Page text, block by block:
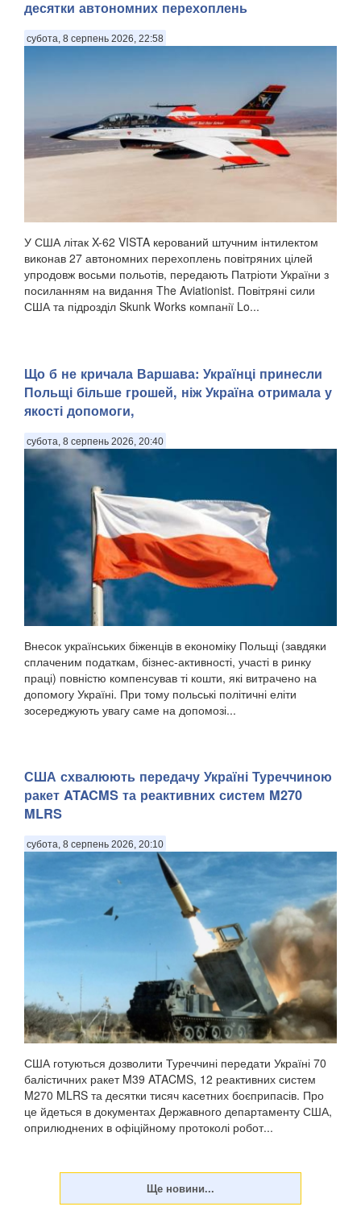
десятки автономних перехоплень
субота, 8 серпень 2026, 22:58
У США літак X-62 VISTA керований штучним інтилектом
виконав 27 автономних перехоплень повітряних цілей
упродовж восьми польотів, передають Патріоти України з
посиланням на видання The Aviationist. Повітряні сили
США та підрозділ Skunk Works компанії Lo...
Що б не кричала Варшава: Українці принесли
Польщі більше грошей, ніж Україна отримала у
якості допомоги,
субота, 8 серпень 2026, 20:40
Внесок українських біженців в економіку Польщі (завдяки
сплаченим податкам, бізнес-активності, участі в ринку
праці) повністю компенсував ті кошти, які витрачено на
допомогу Україні. При тому польські політичні еліти
зосереджують увагу саме на допомозі...
США схвалюють передачу Україні Туреччиною
ракет ATACMS та реактивних систем M270
MLRS
субота, 8 серпень 2026, 20:10
США готуються дозволити Туреччині передати Україні 70
балістичних ракет M39 ATACMS, 12 реактивних систем
M270 MLRS та десятки тисяч касетних боєприпасів. Про
це йдеться в документах Державного департаменту США,
оприлюднених в офіційному протоколі робот...